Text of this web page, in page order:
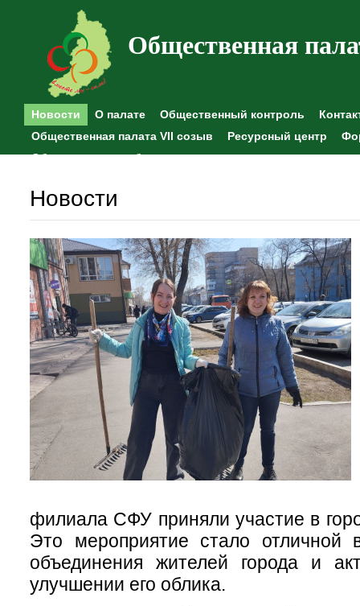
Общественная
Новости О палате Общественный контроль
Общественная палата VII созыв
Ресурсный центр
Общественные наблюдения
Новости
филиала СФУ приняли участие в
Это мероприятие стало отличной
объединения жителей города и
улучшении его облика.